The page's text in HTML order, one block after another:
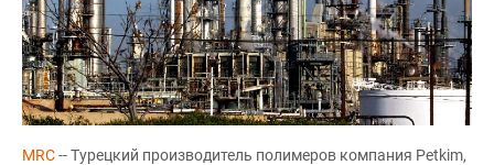
MRC-- Турецкий производитель полимеров компания Petkim,